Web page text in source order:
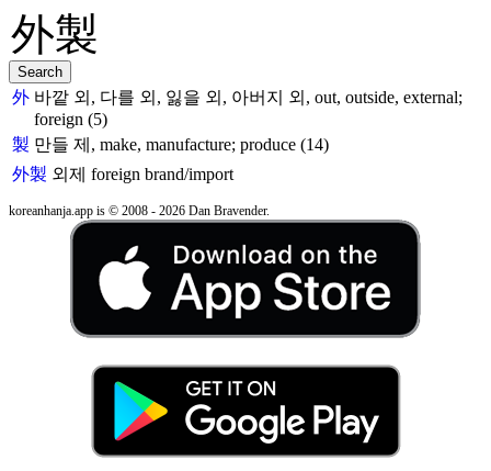
外 바깥 외, 다를 외, 잃을 외, 아버지 외, out, outside, external;
foreign (5)
製 만들 제, make, manufacture; produce (14)
外製 외제 foreign brand/import
koreanhanja.app is © 2008 - 2026 Dan Bravender.